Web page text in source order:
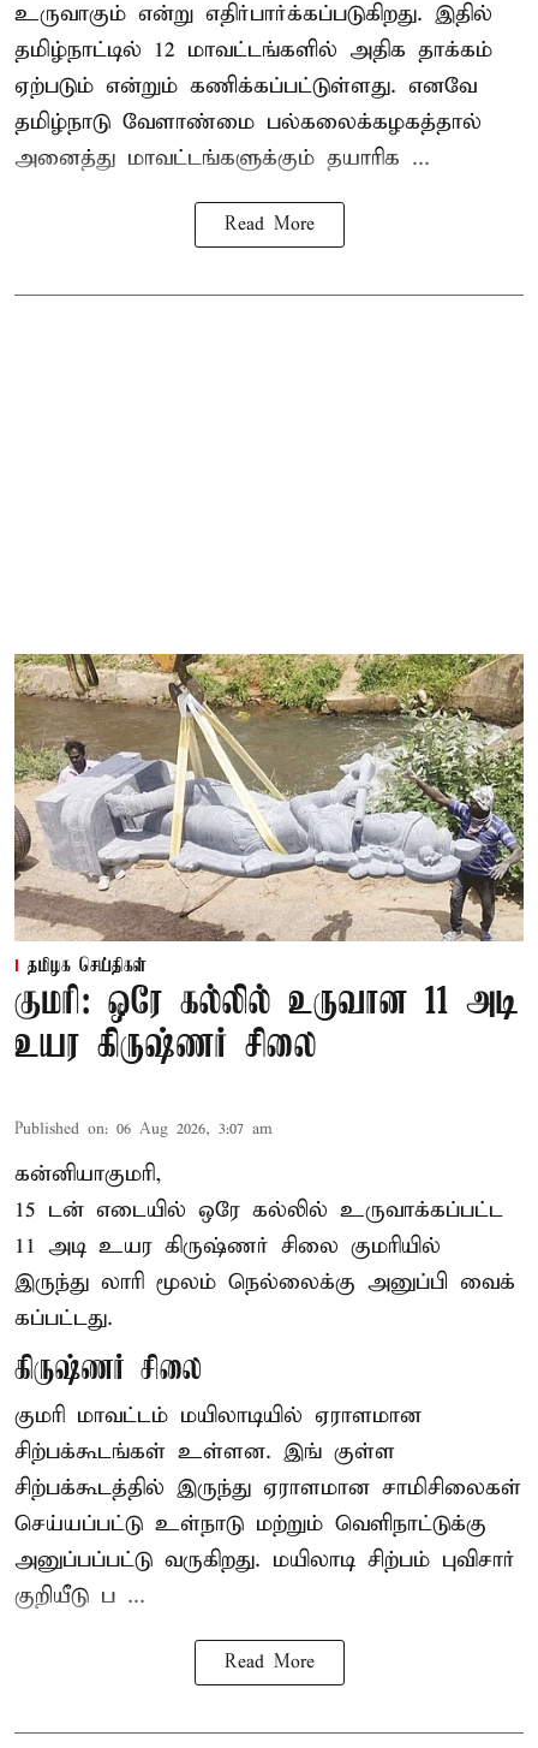
உருவாகும் என்று எதிர்பார்க்கப்படுகிறது. இதில்
தமிழ்நாட்டில் 12 மாவட்டங்களில் அதிக தாக்கம்
ஏற்படும் என்றும் கணிக்கப்பட்டுள்ளது. எனவே
தமிழ்நாடு வேளாண்மை பல்கலைக்கழகத்தால்
அனைத்து மாவட்டங்களுக்கும் தயாரிக ...
Read More
தமிழக செய்திகள்
குமரி: ஒரே கல்லில் உருவான 11 அடி
உயர கிருஷ்ணர் சிலை
Published on: 06 Aug 2026, 3:07 am
கன்னியாகுமரி,
15 டன் எடையில் ஒரே கல்லில் உருவாக்கப்பட்ட
11 அடி உயர கிருஷ்ணர் சிலை குமரியில்
இருந்து லாரி மூலம் நெல்லைக்கு அனுப்பி வைக்
கப்பட்டது.
கிருஷ்ணர் சிலை
குமரி மாவட்டம் மயிலாடியில் ஏராளமான
சிற்பக்கூடங்கள் உள்ளன. இங் குள்ள
சிற்பக்கூடத்தில் இருந்து ஏராளமான சாமிசிலைகள்
செய்யப்பட்டு உள்நாடு மற்றும் வெளிநாட்டுக்கு
அனுப்பப்பட்டு வருகிறது. மயிலாடி சிற்பம் புவிசார்
குறியீடு ப ...
Read More